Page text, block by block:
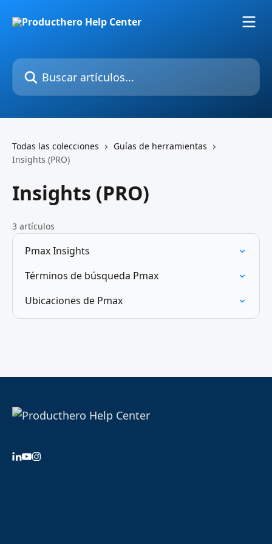
Buscar artículos...
Todas las colecciones
Guías de herramientas
Insights (PRO)
Insights (PRO)
3 artículos
Pmax Insights
Términos de búsqueda Pmax
Ubicaciones de Pmax